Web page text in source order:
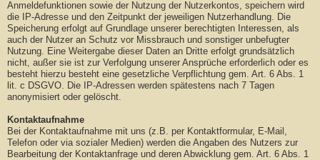
Anmeldefunktionen sowie der Nutzung der Nutzerkontos, speichern wird
die IP-Adresse und den Zeitpunkt der jeweiligen Nutzerhandlung. Die
Speicherung erfolgt auf Grundlage unserer berechtigten Interessen, als
auch der Nutzer an Schutz vor Missbrauch und sonstiger unbefugter
Nutzung. Eine Weitergabe dieser Daten an Dritte erfolgt grundsätzlich
nicht, außer sie ist zur Verfolgung unserer Ansprüche erforderlich oder es
besteht hierzu besteht eine gesetzliche Verpflichtung gem. Art. 6 Abs. 1
lit. c DSGVO. Die IP-Adressen werden spätestens nach 7 Tagen
anonymisiert oder gelöscht.
Kontaktaufnahme
Bei der Kontaktaufnahme mit uns (z.B. per Kontaktformular, E-Mail,
Telefon oder via sozialer Medien) werden die Angaben des Nutzers zur
Bearbeitung der Kontaktanfrage und deren Abwicklung gem. Art. 6 Abs. 1